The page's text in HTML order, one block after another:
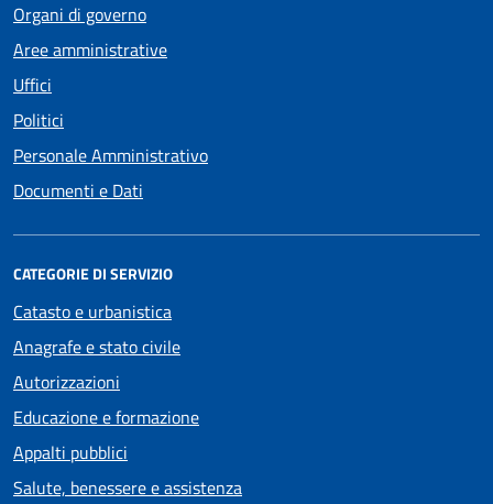
Organi di governo
Aree amministrative
Uffici
Politici
Personale Amministrativo
Documenti e Dati
CATEGORIE DI SERVIZIO
Catasto e urbanistica
Anagrafe e stato civile
Autorizzazioni
Educazione e formazione
Appalti pubblici
Salute, benessere e assistenza